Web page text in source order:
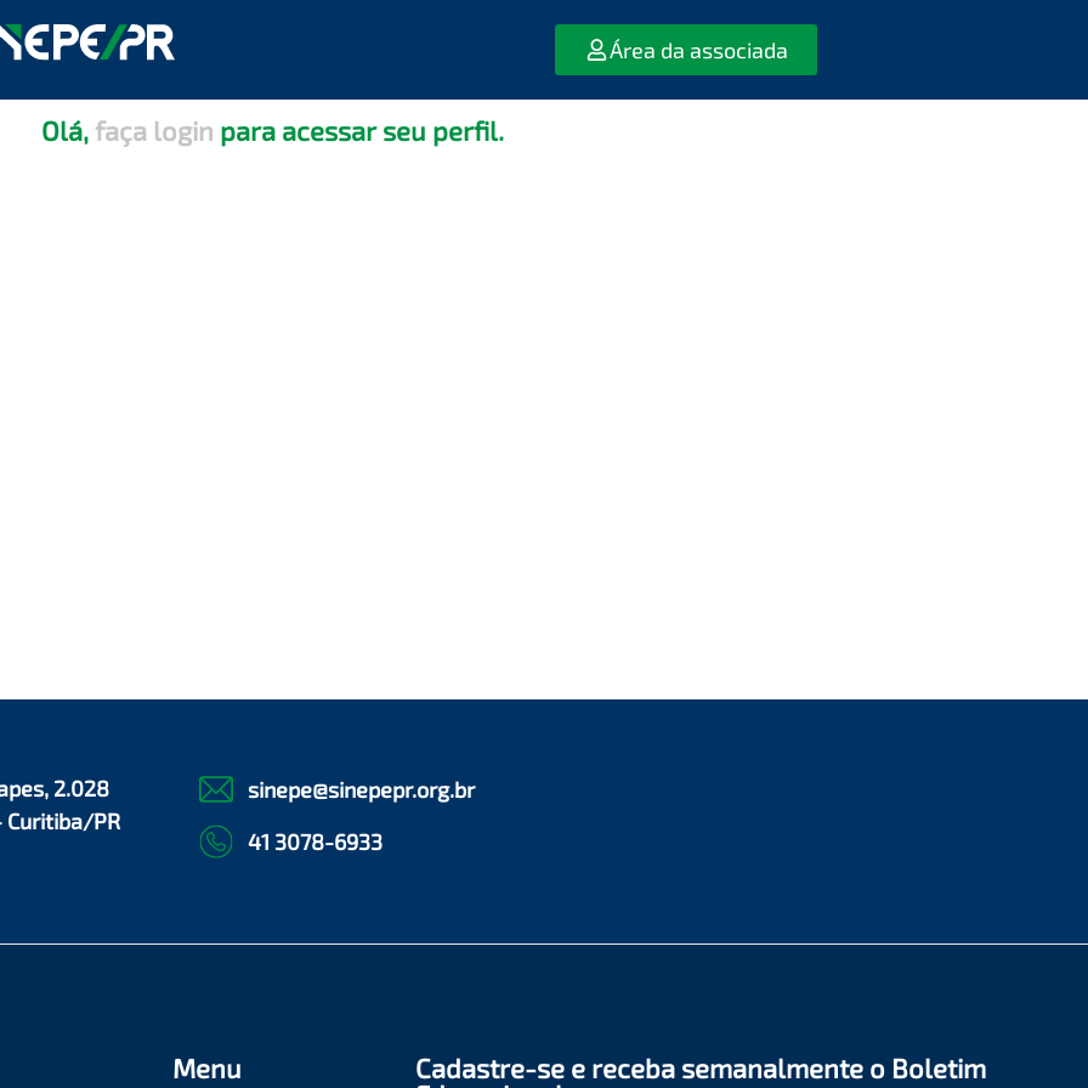
Área da associada
Olá, faça login para acessar seu perfil.
2.028
Curitiba/PR
sinepe@sinepepr.org.br
41 3078-6933
Menu
Cadastre-se e receba semanalmente o Boletim